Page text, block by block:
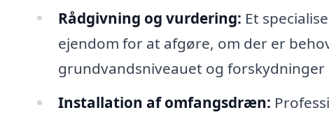
Rådgivning og vurdering: Et
ejendom for at afgøre, om der er
grundvandsniveauet og
Installation af omfangsdræn: